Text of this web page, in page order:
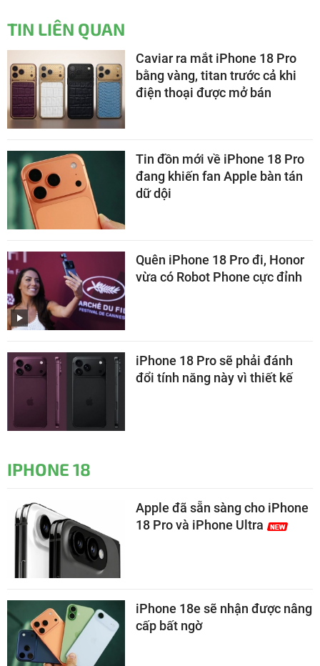
TIN LIÊN QUAN
Caviar ra mắt iPhone 18 Pro
bằng vàng, titan trước cả khi
điện thoại được mở bán
Tin đồn mới về iPhone 18 Pro
đang khiến fan Apple bàn tán
dữ dội
Quên iPhone 18 Pro đi, Honor
vừa có Robot Phone cực đỉnh
iPhone 18 Pro sẽ phải đánh
đổi tính năng này vì thiết kế
IPHONE 18
Apple đã sẵn sàng cho iPhone
18 Pro và iPhone Ultra
iPhone 18e sẽ nhận được nâng
cấp bất ngờ